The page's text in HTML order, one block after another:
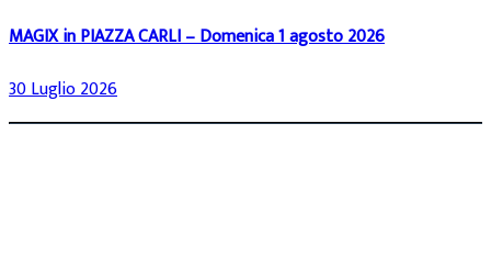
MAGIX in PIAZZA CARLI – Domenica 1 agosto 2026
30 Luglio 2026